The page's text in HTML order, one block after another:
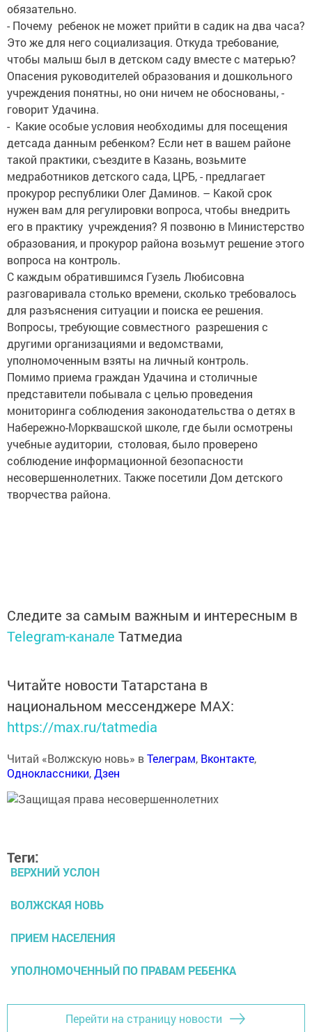
обязательно.
- Почему ребенок не может прийти в садик на два часа?
Это же для него социализация. Откуда требование,
чтобы малыш был в детском саду вместе с матерью?
Опасения руководителей образования и дошкольного
учреждения понятны, но они ничем не обоснованы, -
говорит Удачина.
- Какие особые условия необходимы для посещения
детсада данным ребенком? Если нет в вашем районе
такой практики, съездите в Казань, возьмите
медработников детского сада, ЦРБ, - предлагает
прокурор республики Олег Даминов. – Какой срок
нужен вам для регулировки вопроса, чтобы внедрить
его в практику учреждения? Я позвоню в Министерство
образования, и прокурор района возьмут решение этого
вопроса на контроль.
С каждым обратившимся Гузель Любисовна
разговаривала столько времени, сколько требовалось
для разъяснения ситуации и поиска ее решения.
Вопросы, требующие совместного разрешения с
другими организациями и ведомствами,
уполномоченным взяты на личный контроль.
Помимо приема граждан Удачина и столичные
представители побывала с целью проведения
мониторинга соблюдения законодательства о детях в
Набережно-Морквашской школе, где были осмотрены
учебные аудитории, столовая, было проверено
соблюдение информационной безопасности
несовершеннолетних. Также посетили Дом детского
творчества района.
Следите за самым важным и интересным в
Telegram-канале Татмедиа
Читайте новости Татарстана в
национальном мессенджере MАХ:
https://max.ru/tatmedia
Читай «Волжскую новь» вТелеграм, Вконтакте,
Одноклассники,Дзен
Теги:
ВЕРХНИЙ УСЛОН
ВОЛЖСКАЯ НОВЬ
ПРИЕМ НАСЕЛЕНИЯ
УПОЛНОМОЧЕННЫЙ ПО ПРАВАМ РЕБЕНКА
Перейти на страницу новости